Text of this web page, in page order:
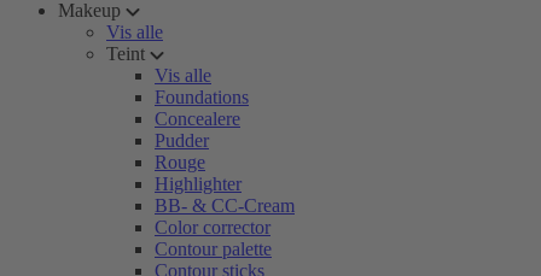
Makeup
Vis alle
Teint
Vis alle
Foundations
Concealere
Pudder
Rouge
Highlighter
BB- & CC-Cream
Color corrector
Contour palette
Contour sticks